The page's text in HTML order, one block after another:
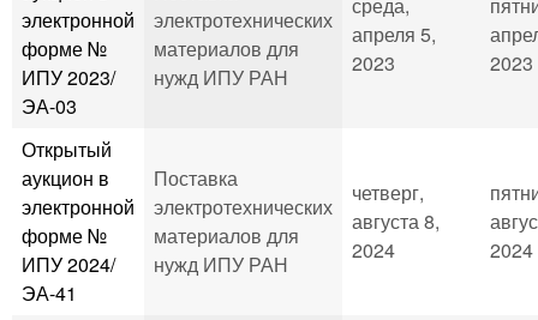
электронной
форме №
ИПУ 2023/
ЭА-03
электротехнических
материалов для
нужд ИПУ РАН
апреля 5,
2023
2023
Открытый
аукцион в
электронной
форме №
ИПУ 2024/
ЭА-41
Поставка
электротехнических
материалов для
нужд ИПУ РАН
четверг,
августа 8,
2024
2024